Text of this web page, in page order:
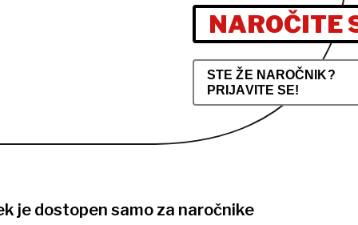
NAROČITE
STE ŽE NAROČNIK?
PRIJAVITE SE!
je dostopen samo za naročnike